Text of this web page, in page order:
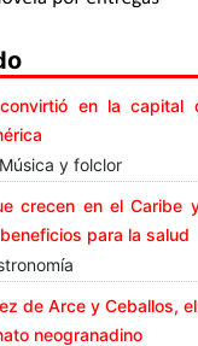
en la capital
y folclor
crecen en el Caribe
para la salud
de Arce y Ceballos,
neogranadino